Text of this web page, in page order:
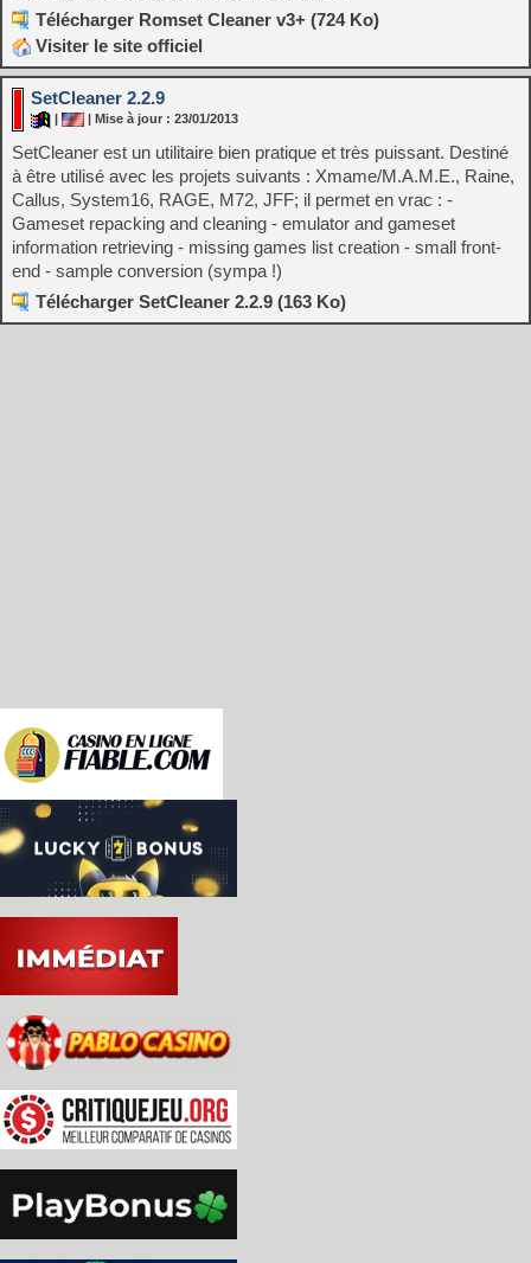
Télécharger Romset Cleaner v3+ (724 Ko)
Visiter le site officiel
SetCleaner 2.2.9
| | Mise à jour : 23/01/2013
SetCleaner est un utilitaire bien pratique et très puissant. Destiné
à être utilisé avec les projets suivants : Xmame/M.A.M.E., Raine,
Callus, System16, RAGE, M72, JFF; il permet en vrac : -
Gameset repacking and cleaning - emulator and gameset
information retrieving - missing games list creation - small front-
end - sample conversion (sympa !)
Télécharger SetCleaner 2.2.9 (163 Ko)